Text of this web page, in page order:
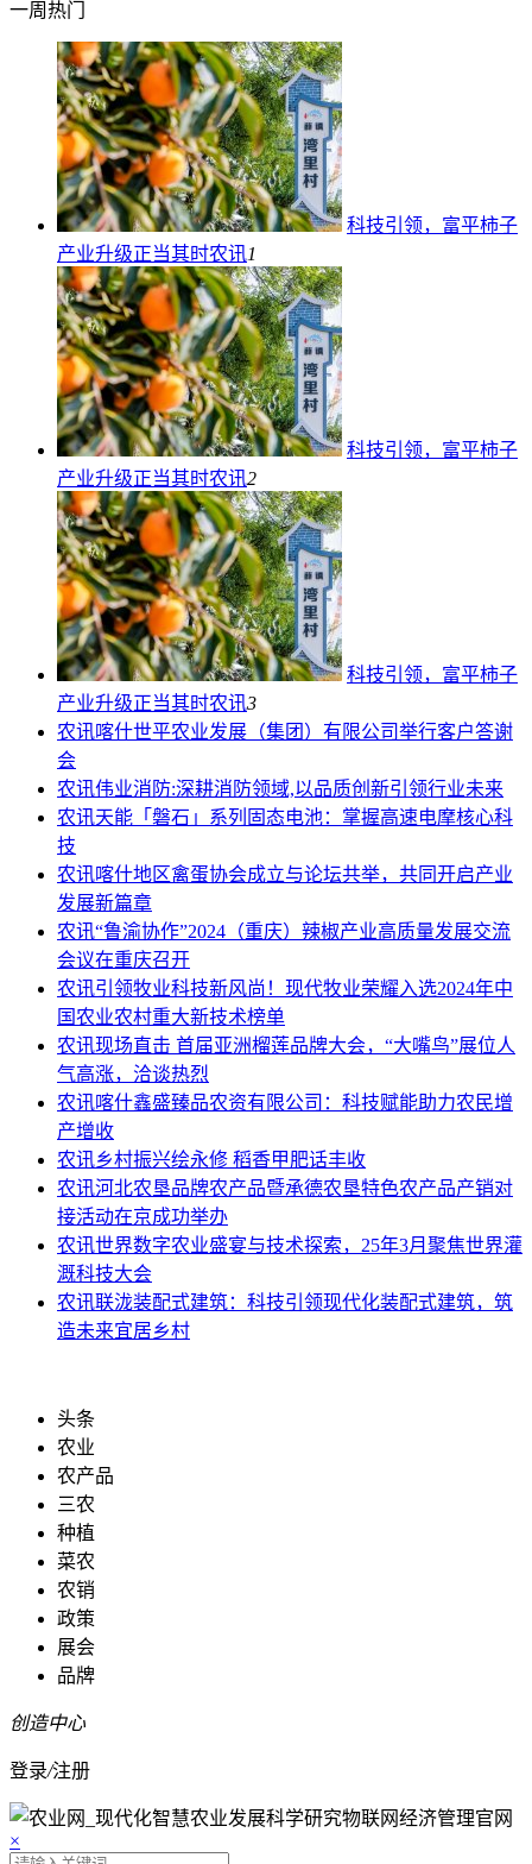
一周热门
科技引领，富平柿子
产业升级正当其时农讯1
科技引领，富平柿子
产业升级正当其时农讯2
科技引领，富平柿子
产业升级正当其时农讯3
农讯喀什世平农业发展（集团）有限公司举行客户答谢
会
农讯伟业消防:深耕消防领域,以品质创新引领行业未来
农讯天能「磐石」系列固态电池：掌握高速电摩核心科
技
农讯喀什地区禽蛋协会成立与论坛共举，共同开启产业
发展新篇章
农讯“鲁渝协作”2024（重庆）辣椒产业高质量发展交流
会议在重庆召开
农讯引领牧业科技新风尚！现代牧业荣耀入选2024年中
国农业农村重大新技术榜单
农讯现场直击 首届亚洲榴莲品牌大会，“大嘴鸟”展位人
气高涨，洽谈热烈
农讯喀什鑫盛臻品农资有限公司：科技赋能助力农民增
产增收
农讯乡村振兴绘永修 稻香甲肥话丰收
农讯河北农垦品牌农产品暨承德农垦特色农产品产销对
接活动在京成功举办
农讯世界数字农业盛宴与技术探索，25年3月聚焦世界灌
溉科技大会
农讯联泷装配式建筑：科技引领现代化装配式建筑，筑
造未来宜居乡村
头条
农业
农产品
三农
种植
菜农
农销
政策
展会
品牌
创造中心
登录/注册
×